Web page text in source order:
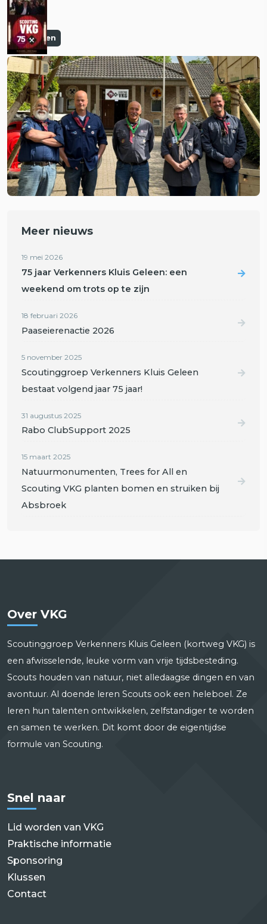
Algemeen
Meer nieuws
19 mei 2026
75 jaar Verkenners Kluis Geleen: een
weekend om trots op te zijn
18 februari 2026
Paaseierenactie 2026
5 november 2025
Scoutinggroep Verkenners Kluis Geleen
bestaat volgend jaar 75 jaar!
31 augustus 2025
Rabo ClubSupport 2025
15 maart 2025
Natuurmonumenten, Trees for All en
Scouting VKG planten bomen en struiken bij
Absbroek
Over VKG
Scoutinggroep Verkenners Kluis Geleen (kortweg VKG) is
een afwisselende, leuke vorm van vrije tijdsbesteding.
Scouts houden van natuur, niet alledaagse dingen en van
avontuur. Al doende leren Scouts ook een heleboel. Ze
leren hun talenten ontwikkelen, zelfstandiger te worden
en samen te werken. Dit komt door de eigentijdse
formule van Scouting.
Snel naar
Lid worden van VKG
Praktische informatie
Sponsoring
Klussen
Contact